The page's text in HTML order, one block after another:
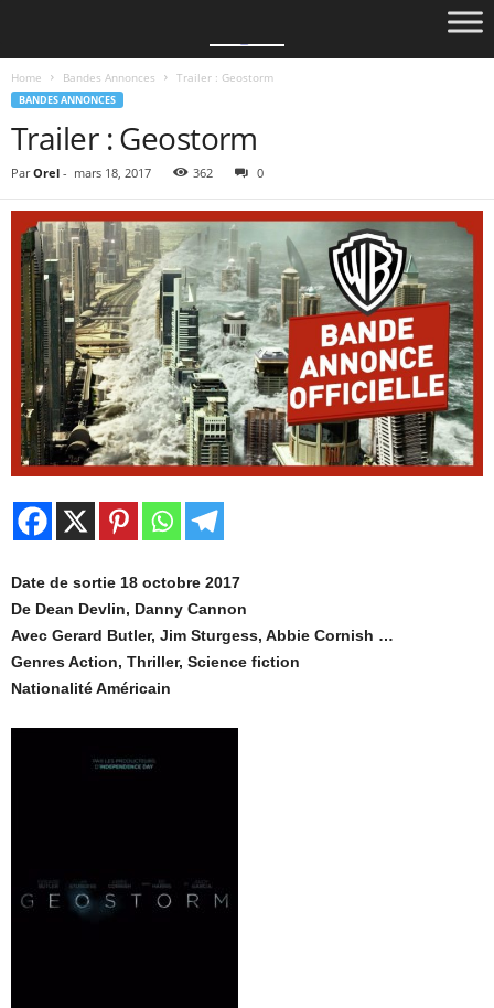
Home Bandes Annonces Trailer : Geostorm
BANDES ANNONCES
Trailer : Geostorm
Par Orel - mars 18, 2017 362 0
Date de sortie 18 octobre 2017
De Dean Devlin, Danny Cannon
Avec Gerard Butler, Jim Sturgess, Abbie Cornish …
Genres Action, Thriller, Science fiction
Nationalité Américain